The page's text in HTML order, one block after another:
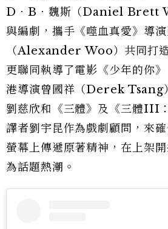
D．B．魏斯（Daniel Brett
與編劇，攜手《噬血真愛》導
（Alexander Woo）共同打
更聯同執導了電影《少年的你
港導演曾國祥（Derek Tsang
劉慈欣和《三體》及《三體III
譯者劉宇昆作為戲劇顧問，來
螢幕上傳遞原著精神，在上架
為話題熱潮。